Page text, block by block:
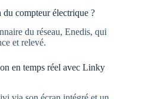
du compteur électrique ?
du réseau, Enedis, qui
et relevé.
en temps réel avec Linky